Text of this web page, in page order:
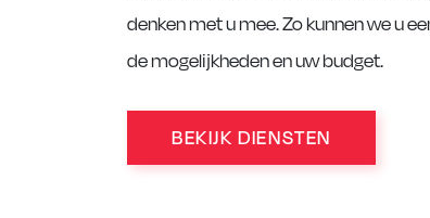
denken met u mee. Zo kunnen we u
de mogelijkheden en uw budget.
BEKIJK DIENSTEN